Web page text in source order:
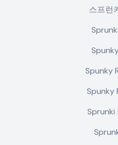
스프런
Spunky
Spunky
Sprunki